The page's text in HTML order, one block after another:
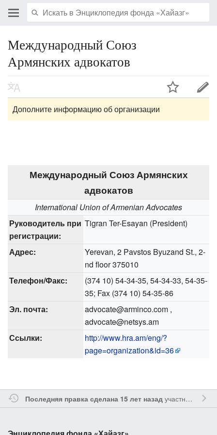
Международный Союз
Армянских адвокатов
Дополните информацию об организации
Международный Союз Армянских
адвокатов
International Union of Armenian Advocates
Руководитель при
регистрации:
Tigran Ter-Esayan (President)
Адрес:
Yerevan, 2 Pavstos Byuzand St., 2-
nd floor 375010
Телефон/Факс:
(374 10) 54-34-35, 54-34-33, 54-35-
35; Fax (374 10) 54-35-86
Эл. почта:
advocate@arminco.com ,
advocate@netsys.am
Ссылки:
http://www.hra.am/eng/?
page=organization&id=36
Последняя правка сделана 15 лет назадучастником